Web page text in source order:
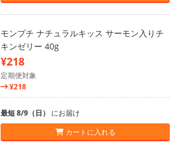
モンプチ ナチュラルキッス サーモン入りチ
キンゼリー 40g
¥218
定期便対象
¥218
最短 8/9（日） にお届け
カートに入れる